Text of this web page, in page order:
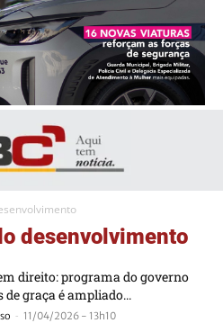
desenvolvimento
direito: programa do governo
de graça é ampliado...
- 11/04/2026 - 13h10